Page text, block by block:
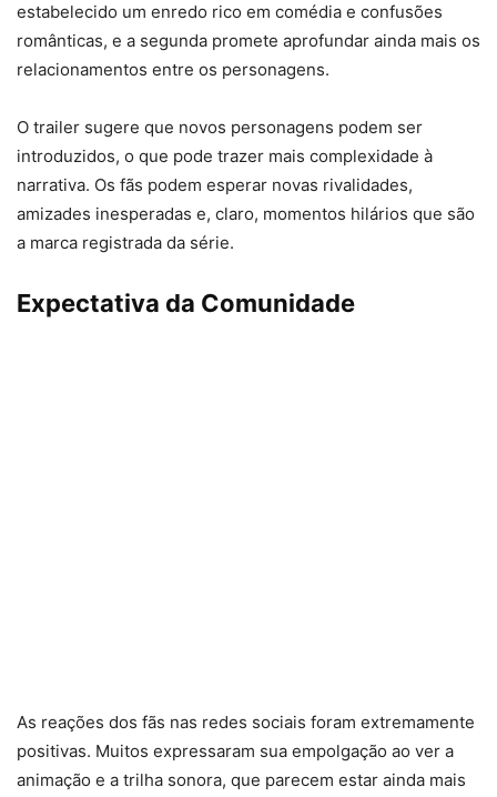
estabelecido um enredo rico em comédia e confusões
românticas, e a segunda promete aprofundar ainda mais os
relacionamentos entre os personagens.
O trailer sugere que novos personagens podem ser
introduzidos, o que pode trazer mais complexidade à
narrativa. Os fãs podem esperar novas rivalidades,
amizades inesperadas e, claro, momentos hilários que são
a marca registrada da série.
Expectativa da Comunidade
As reações dos fãs nas redes sociais foram extremamente
positivas. Muitos expressaram sua empolgação ao ver a
animação e a trilha sonora, que parecem estar ainda mais